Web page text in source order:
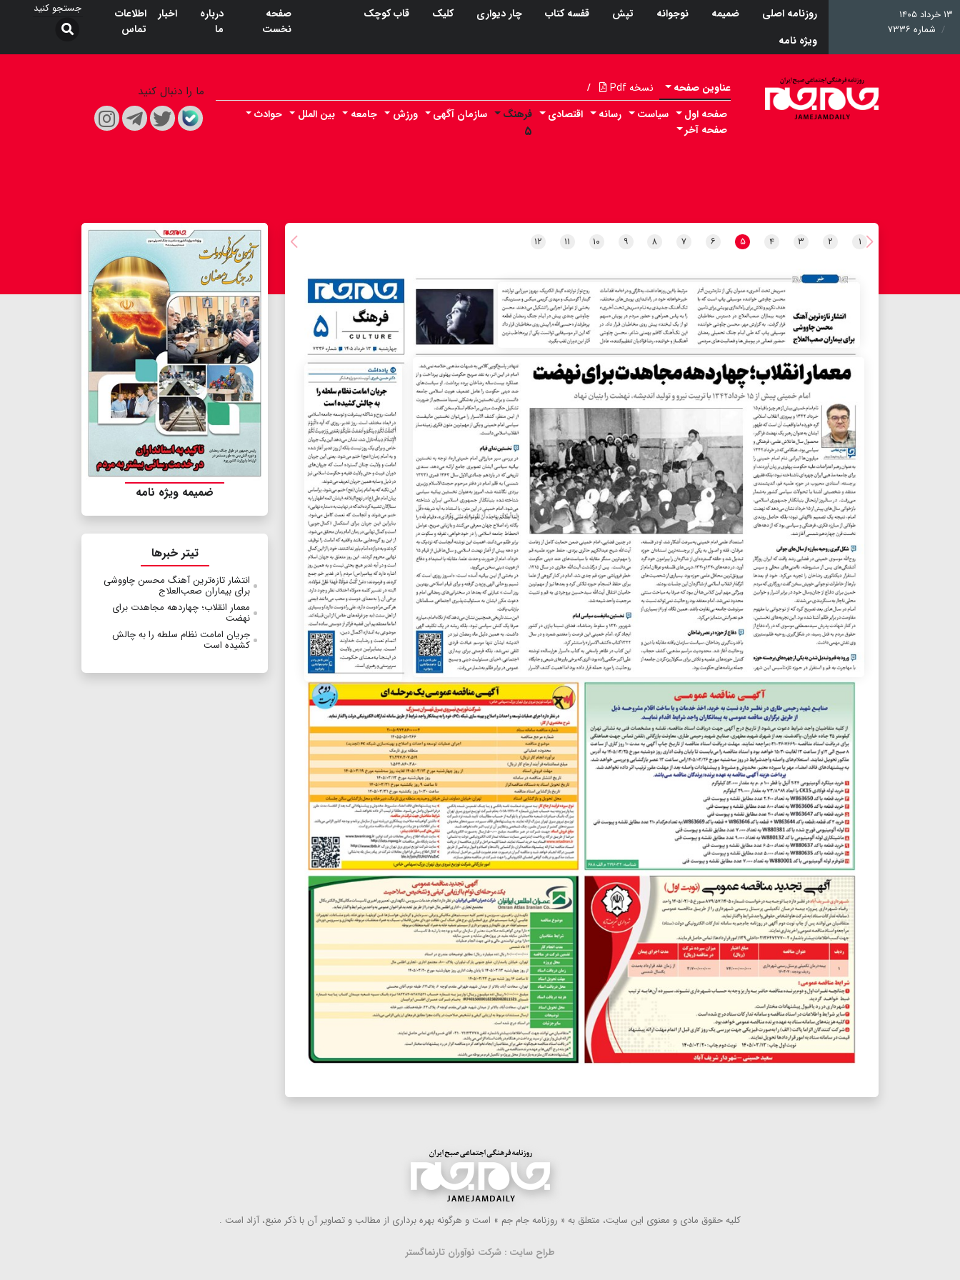
۱۳ خرداد ۱۴۰۵
شماره ۷۳۳۶
روزنامه اصلی ضمیمه نوجوانه تپش قفسه کتاب چار دیواری کلیک
قاب کوچک
ویژه نامه
صفحه
نخست
درباره
ما
اخبار
اطلاعات
تماس
عناوین صفحه نسخه Pdf /
صفحه اول سیاست رسانه اقتصادی فرهنگ
۵
سازمان آگهی ورزش جامعه بین الملل
حوادث
صفحه آخر
ما را دنبال کنید
۱ ۲ ۳ ۴ ۵ ۶ ۷ ۸ ۹ ۱۰ ۱۱ ۱۲
ضمیمه ویژه نامه
تیتر خبرها
انتشار تازه‌ترین آهنگ محسن چاووشی
برای بیماران صعب‌العلاج
معمار انقلاب؛ چهاردهه مجاهدت برای
نهضت
جریان امامت نظام سلطه را به چالش
کشیده است
كلیه حقوق مادی و معنوی این سایت، متعلق به « روزنامه جام جم » است و هرگونه بهره ‌برداری از مطالب و تصاویر آن با ذكر منبع، آزاد است .
طراح سایت : شرکت نوآوران تارنماگستر